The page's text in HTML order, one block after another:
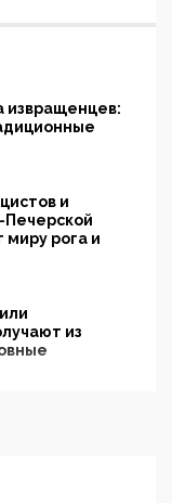
извращенцев:
и
Печерской
миру рога и
из